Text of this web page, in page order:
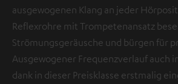
ausgewogenen Klang an jeder
Reflexrohre mit Trompetenansatz
Strömungsgeräusche und bürgen für
Ausgewogener Frequenzverlauf auch
dank in dieser Preisklasse erstmalig